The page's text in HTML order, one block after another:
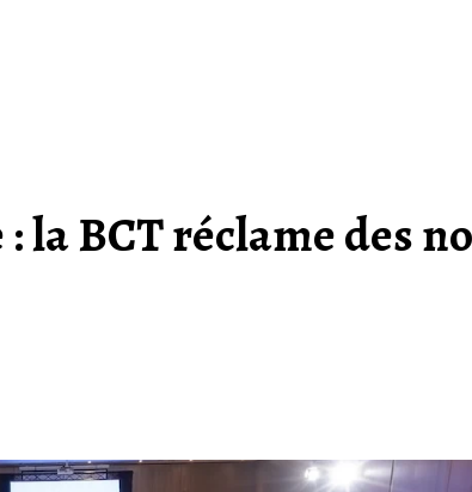
BCT réclame des